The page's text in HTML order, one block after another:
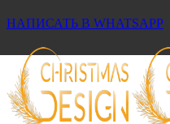
НАПИСАТЬ В WHATSAPP